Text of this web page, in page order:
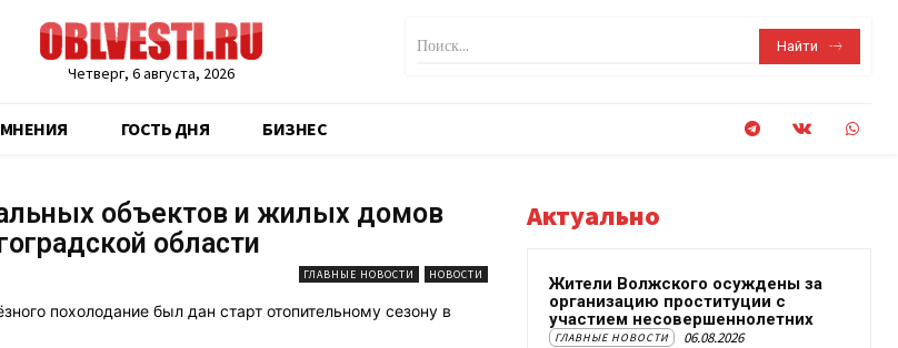
Четверг, 6 августа, 2026
Поиск... Найти
МНЕНИЯ ГОСТЬ ДНЯ БИЗНЕС
объектов и жилых домов
области
ГЛАВНЫЕ НОВОСТИ НОВОСТИ
похолодание был дан старт отопительному сезону в
Актуально
Жители Волжского осуждены за
организацию проституции с
участием несовершеннолетних
ГЛАВНЫЕ НОВОСТИ 06.08.2026